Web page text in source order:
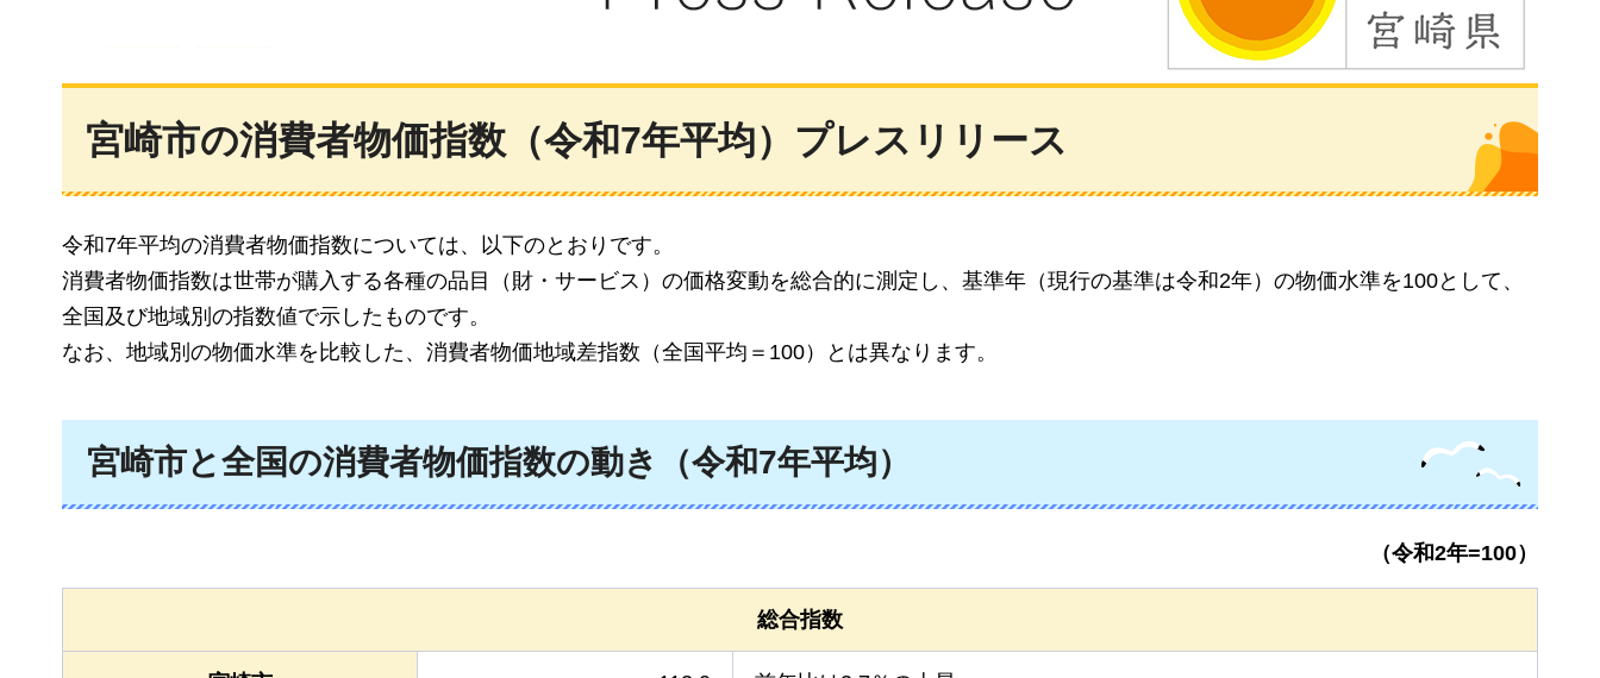
宮崎市の消費者物価指数（令和7年平均）プレスリリース
令和7年平均の消費者物価指数については、以下のとおりです。
消費者物価指数は世帯が購入する各種の品目（財・サービス）の価格変動を総合的に測定し、基準年（現行の基準は令和2年）の物価水準を100として、
全国及び地域別の指数値で示したものです。
なお、地域別の物価水準を比較した、消費者物価地域差指数（全国平均＝100）とは異なります。
宮崎市と全国の消費者物価指数の動き（令和7年平均）
（令和2年=100）
総合指数